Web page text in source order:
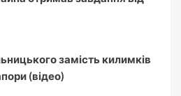
замість килимків
(відео)